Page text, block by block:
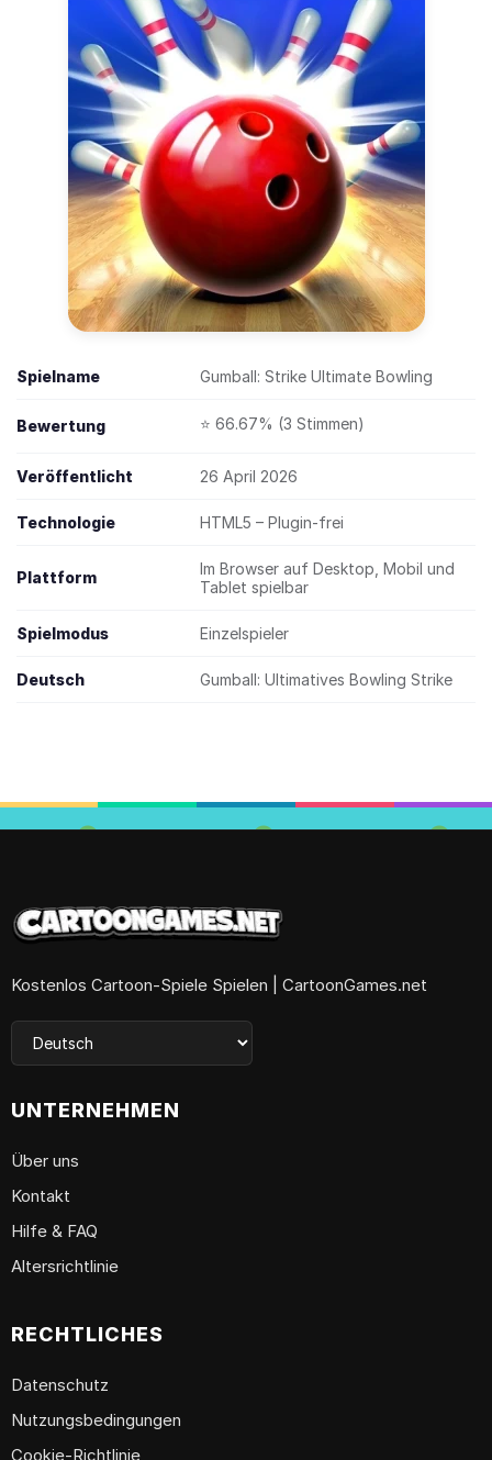
Spielname Gumball: Strike Ultimate Bowling
Bewertung ⭐ 66.67% (3 Stimmen)
Veröffentlicht 26 April 2026
Technologie HTML5 – Plugin-frei
Plattform
Im Browser auf Desktop, Mobil und
Tablet spielbar
Spielmodus Einzelspieler
Deutsch Gumball: Ultimatives Bowling Strike
Kostenlos Cartoon-Spiele Spielen | CartoonGames.net
UNTERNEHMEN
Über uns
Kontakt
Hilfe & FAQ
Altersrichtlinie
RECHTLICHES
Datenschutz
Nutzungsbedingungen
Cookie-Richtlinie